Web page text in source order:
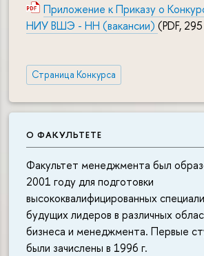
Приложение к Приказу о
НИУ ВШЭ - НН (вакансии) (PDF,
Страница Конкурса
О ФАКУЛЬТЕТЕ
Факультет менеджмента был
2001 году для подготовки
высококвалифицированных
будущих лидеров в различных
бизнеса и менеджмента. Первые
были зачислены в 1996 г.